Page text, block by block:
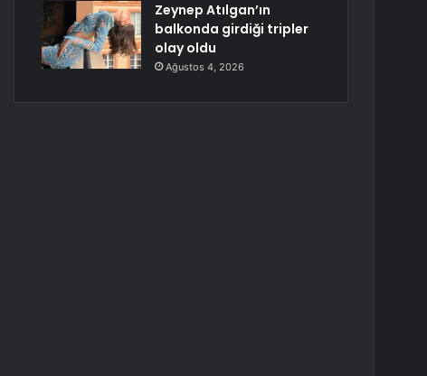
Zeynep Atılgan’ın
balkonda girdiği tripler
olay oldu
Ağustos 4, 2026